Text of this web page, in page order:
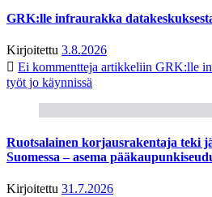
GRK:lle infraurakka
Kirjoitettu 3.8.2026
Ei kommentteja artikkeliin GRK:lle
työt jo käynnissä
Ruotsalainen korjausrakentaja teki
Suomessa – asema
Kirjoitettu 31.7.2026